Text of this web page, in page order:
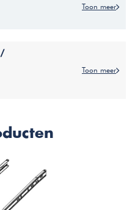
Toon meer
/
Toon meer